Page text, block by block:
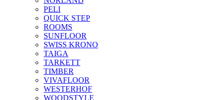
PELI
QUICK STEP
ROOMS
SUNFLOOR
SWISS KRONO
TAIGA
TARKETT
TIMBER
VIVAFLOOR
WESTERHOF
WOODSTYLE